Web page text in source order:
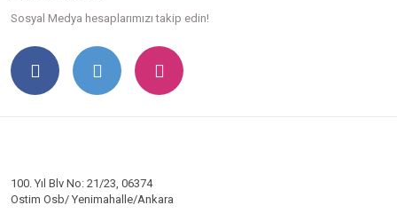
Sosyal Medya hesaplarımızı takip edin!
100. Yıl Blv No: 21/23, 06374
Ostim Osb/ Yenimahalle/Ankara